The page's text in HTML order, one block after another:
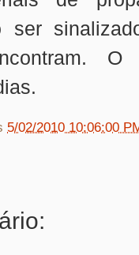
ser
O
5/02/2010 10:06:00